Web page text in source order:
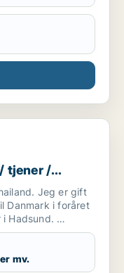
/ kok / tjener /
tjener /
Jeg er gift
Danmark i foråret
Hadsund.
jeg går for tiden
arbejdet med
mv.